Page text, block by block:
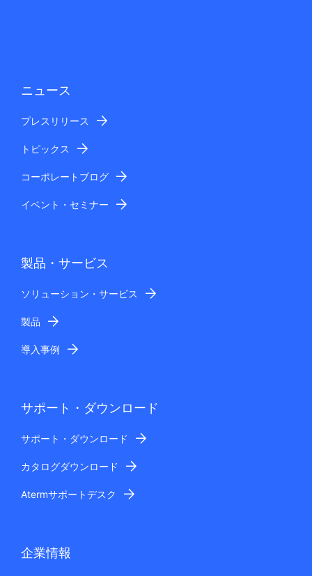
ニュース
プレスリリース
トピックス
コーポレートブログ
イベント・セミナー
製品・サービス
ソリューション・サービス
製品
導入事例
サポート・ダウンロード
サポート・ダウンロード
カタログダウンロード
Atermサポートデスク
企業情報